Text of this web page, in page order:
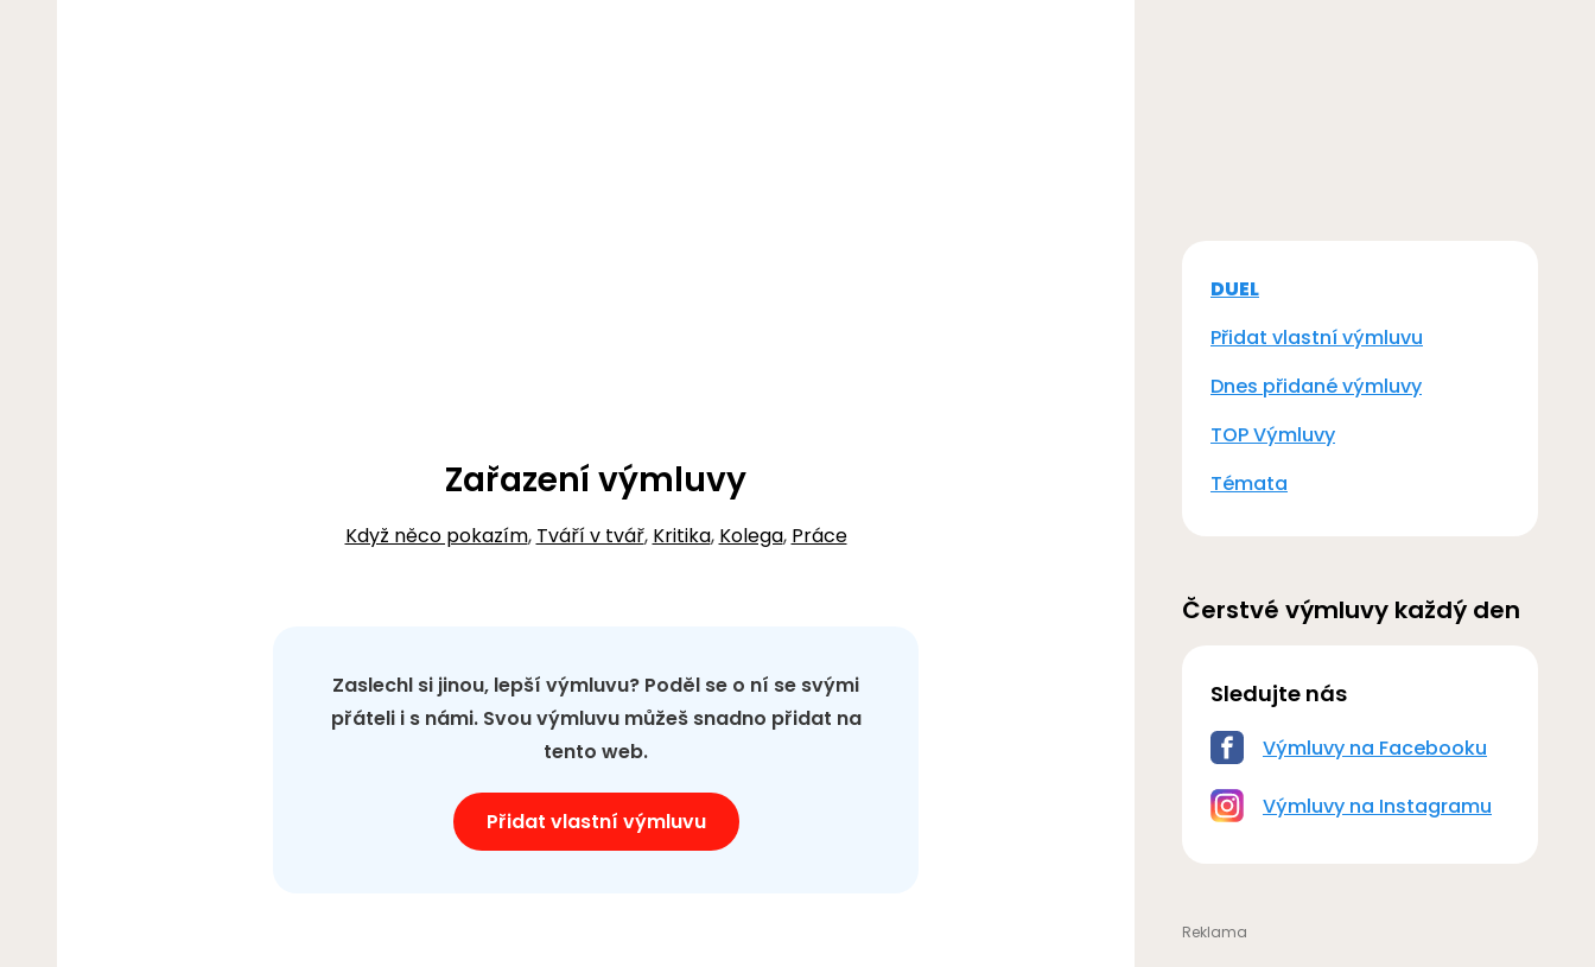
Zařazení výmluvy
Když něco pokazím, Tváří v tvář, Kritika, Kolega, Práce
Zaslechl si jinou, lepší výmluvu? Poděl se o ní se svými
přáteli i s námi. Svou výmluvu můžeš snadno přidat na
tento web.
Přidat vlastní výmluvu
DUEL
Přidat vlastní výmluvu
Dnes přidané výmluvy
TOP Výmluvy
Témata
Čerstvé výmluvy každý den
Sledujte nás
Výmluvy na Facebooku
Výmluvy na Instagramu